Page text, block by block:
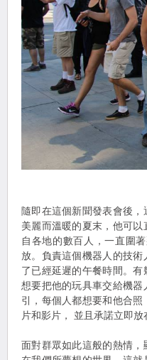
隨即在這個新聞發表會後
美麗而溫暖的夏末，他可
自各地的數百人，一直圍
放。負責這個機器人的技
了已經延遲的午餐時間。
想要把他的玩具車交給機
引，每個人都想要和他合
片和影片， 並且承諾立即
面對群眾如此這般的熱情